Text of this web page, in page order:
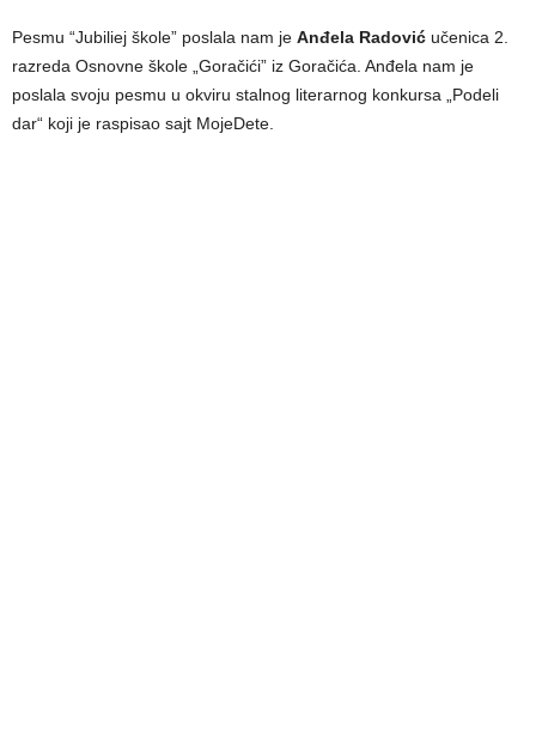
Pesmu “Jubiliej škole” poslala nam je Anđela Radović učenica 2.
razreda Osnovne škole „Goračići” iz Goračića. Anđela nam je
poslala svoju pesmu u okviru stalnog literarnog konkursa „Podeli
dar“ koji je raspisao sajt MojeDete.